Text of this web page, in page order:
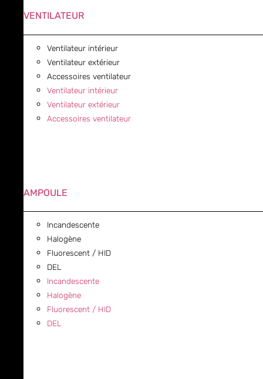
VENTILATEUR
Ventilateur intérieur
Ventilateur extérieur
Accessoires ventilateur
Ventilateur intérieur
Ventilateur extérieur
Accessoires ventilateur
AMPOULE
Incandescente
Halogène
Fluorescent / HID
DEL
Incandescente
Halogène
Fluorescent / HID
DEL